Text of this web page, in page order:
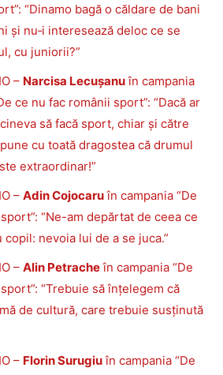
“Dinamo bagă o căldare de bani
și nu‑i interesează deloc ce se
cu juniorii?”
– Narcisa Lecușanuîn campania
ce nu fac românii sport”: “Dacă ar
să facă sport, chiar și către
cu toată dragostea că drumul
extraordinar!”
– Adin Cojocaruîn campania “De
“Ne-am depărtat de ceea ce
nevoia lui de a se juca.”
– Alin Petracheîn campania “De
“Trebuie să înțelegem că
de cultură, care trebuie susținută
– Florin Surugiuîn campania “De